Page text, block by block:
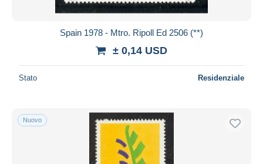
Spain 1978 - Mtro. Ripoll Ed 2506 (**)
± 0,14 USD
Stato Residenziale
Nuovo